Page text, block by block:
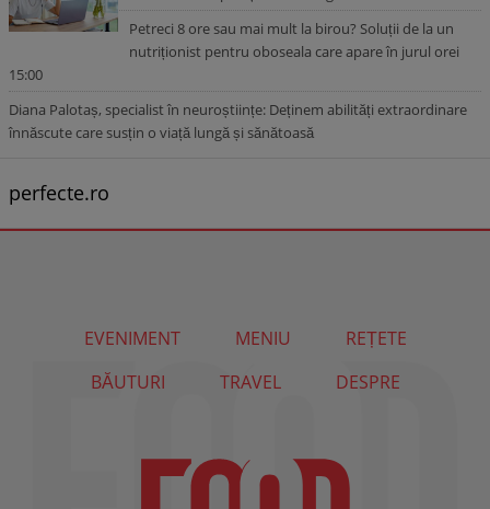
Petreci 8 ore sau mai mult la birou? Soluții de la un
nutriționist pentru oboseala care apare în jurul orei
15:00
Diana Palotaș, specialist în neuroștiințe: Deținem abilități extraordinare
înnăscute care susțin o viață lungă și sănătoasă
perfecte.ro
EVENIMENT MENIU
REȚETE
BĂUTURI
TRAVEL DESPRE